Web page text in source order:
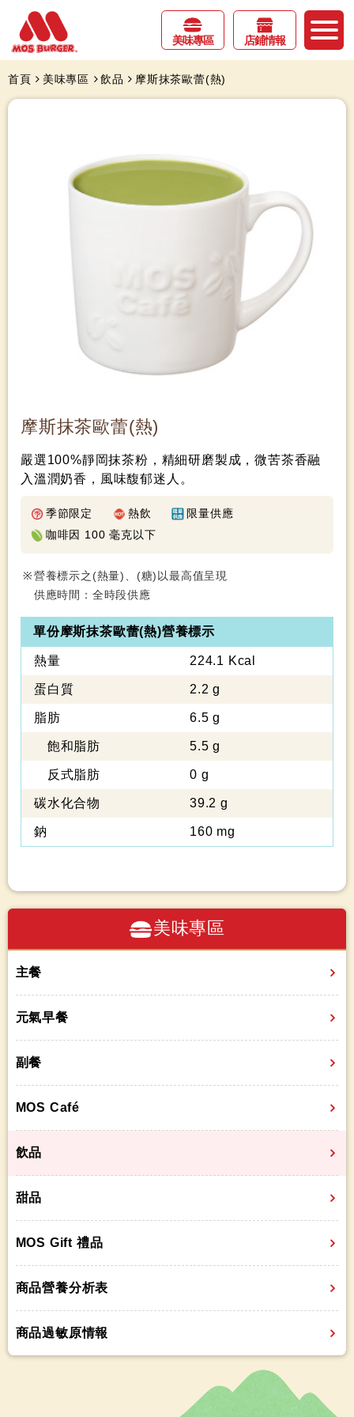
美味專區 店鋪情報
首頁 美味專區 飲品 摩斯抹茶歐蕾(熱)
摩斯抹茶歐蕾(熱)
嚴選100%靜岡抹茶粉，精細研磨製成，微苦茶香融
入溫潤奶香，風味馥郁迷人。
季節限定 熱飲
限量供應
咖啡因 100 毫克以下
營養標示之(熱量)、(糖)以最高值呈現
供應時間：全時段供應
單份摩斯抹茶歐蕾(熱)營養標示
熱量 224.1 Kcal
蛋白質 2.2 g
脂肪 6.5 g
飽和脂肪 5.5 g
反式脂肪 0 g
碳水化合物 39.2 g
鈉 160 mg
美味專區
主餐
元氣早餐
副餐
MOS Café
飲品
甜品
MOS Gift 禮品
商品營養分析表
商品過敏原情報